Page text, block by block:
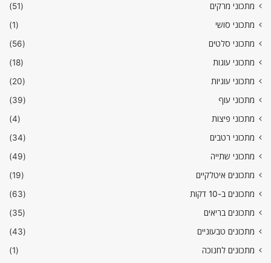
מתכוני מרקים
(51)
מתכוני סושי
(1)
מתכוני סלטים
(56)
מתכוני עוגות
(18)
מתכוני עוגיות
(20)
מתכוני עוף
(39)
מתכוני פיצות
(4)
מתכוני רטבים
(34)
מתכוני שתייה
(49)
מתכונים איטלקיים
(19)
מתכונים ב-10 דקות
(63)
מתכונים בריאים
(35)
מתכונים טבעוניים
(43)
מתכונים לחנוכה
(1)